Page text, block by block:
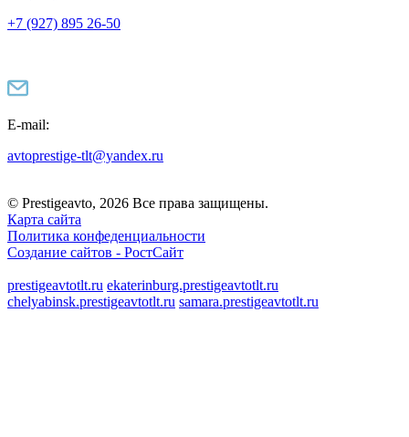
+7 (927) 895 26-50
E-mail:
avtoprestige-tlt@yandex.ru
© Prestigeavto, 2026 Все права защищены.
Карта сайта
Политика конфеденциальности
Создание сайтов - РостСайт
prestigeavtotlt.ru ekaterinburg.prestigeavtotlt.ru
chelyabinsk.prestigeavtotlt.ru samara.prestigeavtotlt.ru